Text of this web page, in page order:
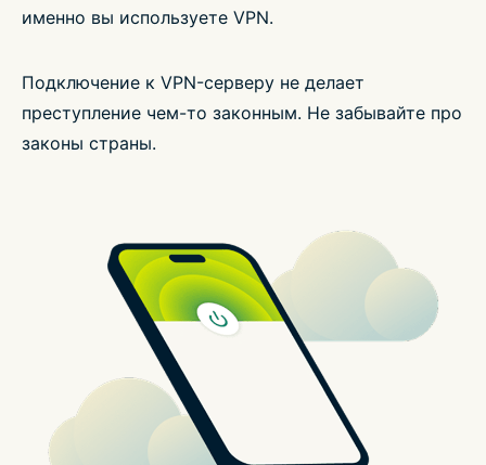
именно вы используете VPN.
Подключение к VPN-серверу не делает
преступление чем-то законным. Не забывайте про
законы страны.